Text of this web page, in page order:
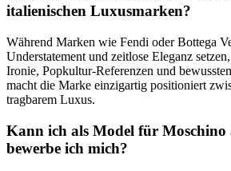
italienischen Luxusmarken?
Während Marken wie Fendi oder Bottega
Understatement und zeitlose Eleganz
Ironie, Popkultur-Referenzen und
macht die Marke einzigartig positioniert
tragbarem Luxus.
Kann ich als Model für Moschino
bewerbe ich mich?